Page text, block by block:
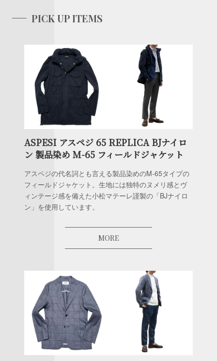
PICK UP ITEMS
ASPESI アスペジ 65 REPLICA BJナイロ
ン 製品染め M-65 フィールドジャケット
アスペジの代名詞とも言える製品染めのM-65タイプの
フィールドジャケット。生地には独特のヌメリ感とヴ
ィンテージ感を備えた小松マテーレ謹製の「BJナイロ
ン」を使用しています。
MORE